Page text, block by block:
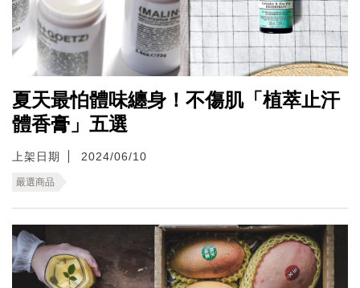
夏天最怕體味纏身！不傷肌「植萃止汗
體香膏」五選
上架日期 2024/06/10
嚴選商品